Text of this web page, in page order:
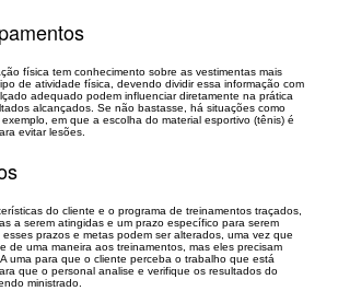
física tem conhecimento sobre as vestimentas mais
de atividade física, devendo dividir essa informação com
adequado podem influenciar diretamente na prática
alcançados. Se não bastasse, há situações como
em que a escolha do material esportivo (tênis) é
evitar lesões.
do cliente e o programa de treinamentos traçados,
a serem atingidas e um prazo específico para serem
prazos e metas podem ser alterados, uma vez que
de uma maneira aos treinamentos, mas eles precisam
uma para que o cliente perceba o trabalho que está
que o personal analise e verifique os resultados do
ministrado.